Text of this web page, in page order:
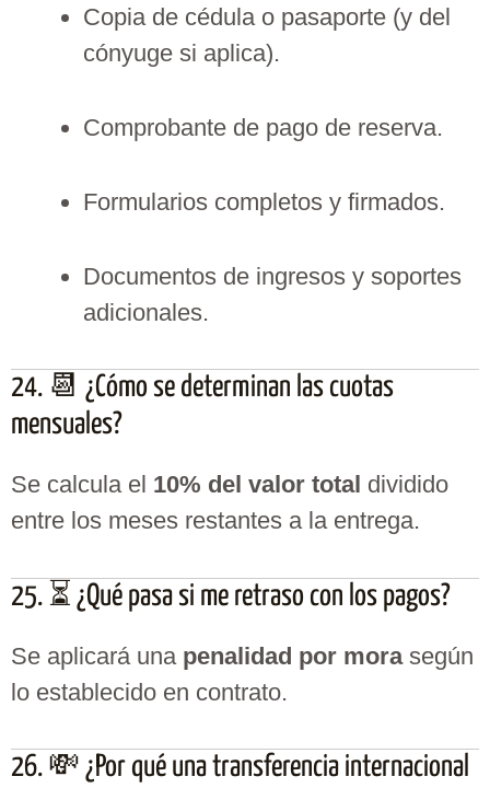
Copia de cédula o pasaporte (y del
cónyuge si aplica).
Comprobante de pago de reserva.
Formularios completos y firmados.
Documentos de ingresos y soportes
adicionales.
24. 📆 ¿Cómo se determinan las cuotas
mensuales?
Se calcula el 10% del valor total dividido
entre los meses restantes a la entrega.
25. ⏳ ¿Qué pasa si me retraso con los pagos?
Se aplicará una penalidad por morasegún
lo establecido en contrato.
26. 💸 ¿Por qué una transferencia internacional